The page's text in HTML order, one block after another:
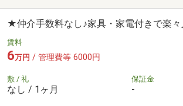
★仲介手数料なし♪家具・家電付きで楽々
賃料
6万円 / 管理費等 6000円
敷 / 礼
なし / 1ヶ月
保証金
-